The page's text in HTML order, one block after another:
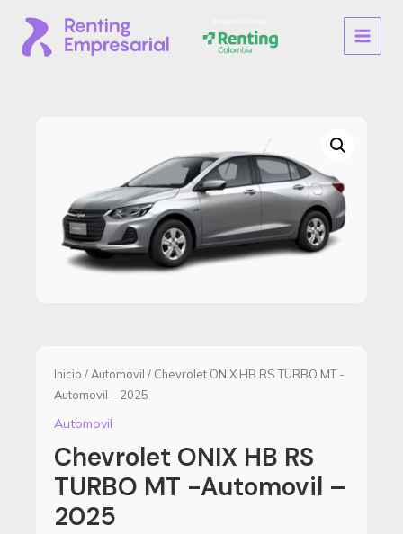
contenido
MAIN
Inicio / Automovil / Chevrolet ONIX HB RS TURBO MT -
Automovil – 2025
Automovil
Chevrolet ONIX HB RS
TURBO MT -Automovil –
2025